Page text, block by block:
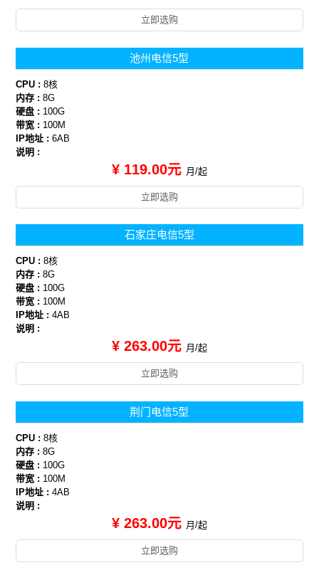
立即选购
池州电信5型
CPU :8核
内存 :8G
硬盘 : 100G
带宽 : 100M
IP地址 :6AB
说明 :
¥ 119.00元 月/起
立即选购
石家庄电信5型
CPU :8核
内存 :8G
硬盘 : 100G
带宽 : 100M
IP地址 :4AB
说明 :
¥ 263.00元 月/起
立即选购
荆门电信5型
CPU :8核
内存 :8G
硬盘 : 100G
带宽 : 100M
IP地址 :4AB
说明 :
¥ 263.00元 月/起
立即选购